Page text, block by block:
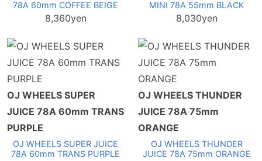
78A 60mm COFFEE BEIGE
8,360yen
MINI 78A 55mm BLACK
8,030yen
OJ WHEELS SUPER
JUICE 78A 60mm TRANS
PURPLE
OJ WHEELS SUPER JUICE
78A 60mm TRANS PURPLE
OJ WHEELS THUNDER
JUICE 78A 75mm
ORANGE
OJ WHEELS THUNDER
JUICE 78A 75mm ORANGE